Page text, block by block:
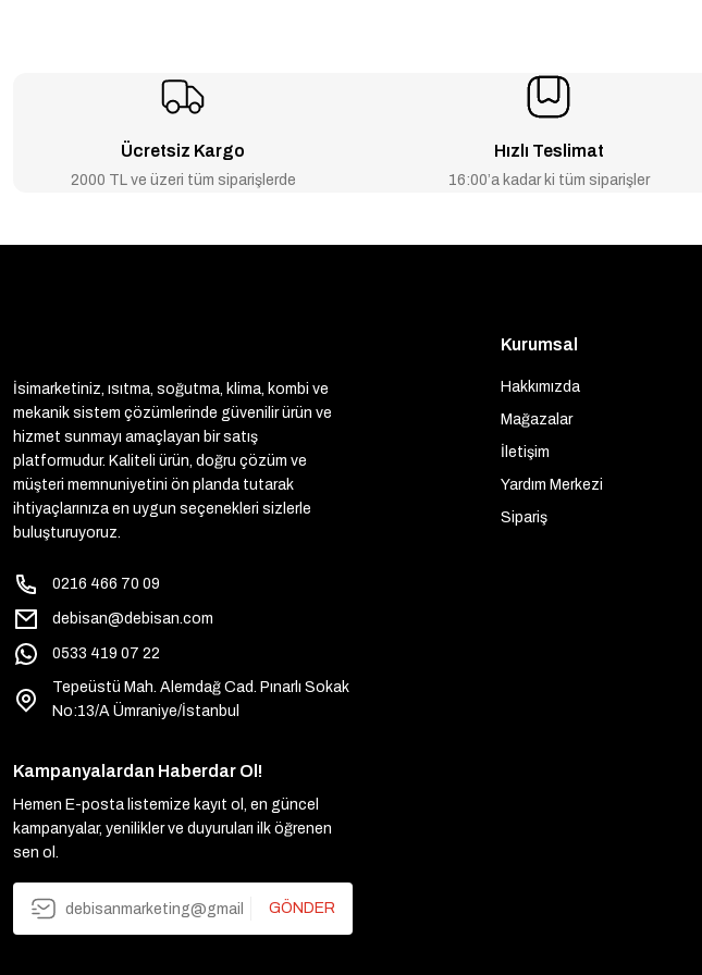
TÜKENDİ
Caleffi 1/2'' Otomatik Purjör 508041
TÜKENDİ
Caleffi 1/2'' Otomatik Kazan Dolum Vanası Basınç Saatli-553640
Ücretsiz Kargo
2000 TL ve üzeri tüm siparişlerde
Hızlı Teslimat
16:00’a kadar ki tüm siparişler
İsimarketiniz, ısıtma, soğutma, klima, kombi ve
mekanik sistem çözümlerinde güvenilir ürün ve
hizmet sunmayı amaçlayan bir satış
platformudur. Kaliteli ürün, doğru çözüm ve
müşteri memnuniyetini ön planda tutarak
ihtiyaçlarınıza en uygun seçenekleri sizlerle
buluşturuyoruz.
0216 466 70 09
debisan@debisan.com
0533 419 07 22
Tepeüstü Mah. Alemdağ Cad. Pınarlı Sokak
No:13/A Ümraniye/İstanbul
Kurumsal
Hakkımızda
Mağazalar
İletişim
Yardım Merkezi
Sipariş
Kampanyalardan Haberdar Ol!
Hemen E-posta listemize kayıt ol, en güncel
kampanyalar, yenilikler ve duyuruları ilk öğrenen
sen ol.
GÖNDER